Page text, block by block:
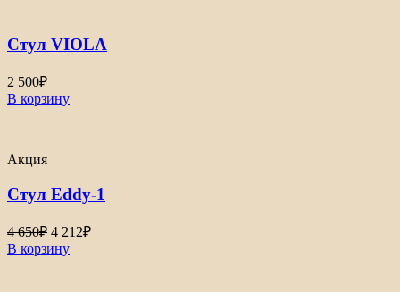
Стул VIOLA
2 500₽
В корзину
Акция
Стул Eddy-1
4 650₽ Первоначальная
цена
составляла
4 212₽Текущая
В корзину